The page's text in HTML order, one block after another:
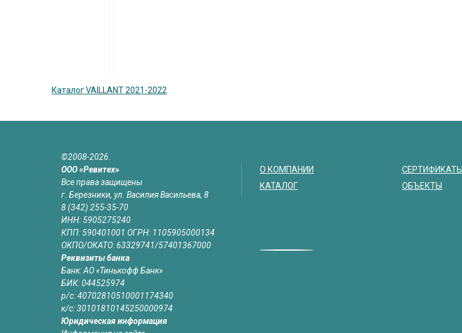
Каталог VAILLANT 2021-2022
©2008-2026.
ООО «Ревитех»
Все права защищены
г. Березники, ул. Василия Васильева, 8
8 (342) 255-35-70
ИНН: 5905275240
КПП: 590401001 ОГРН: 1105905000134
ОКПО/ОКАТО: 63329741/57401367000
Реквизиты банка
Банк: АО «Тинькофф Банк»
БИК: 044525974
р/с: 40702810510001174340
к/с: 30101810145250000974
Юридическая информация
О КОМПАНИИ
КАТАЛОГ
СЕРТИФИКАТЫ
ОБЪЕКТЫ